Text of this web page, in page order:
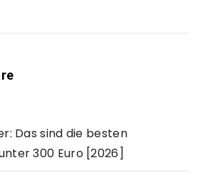
Das sind die besten
300 Euro [2026]